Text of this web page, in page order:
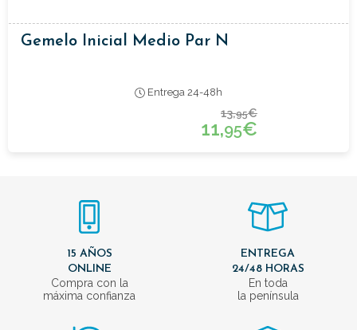
Gemelo Inicial Medio Par N
Entrega 24-48h
13,95€
11,95€
15 AÑOS
ONLINE
Compra con la
máxima confianza
ENTREGA
24/48 HORAS
En toda
la península